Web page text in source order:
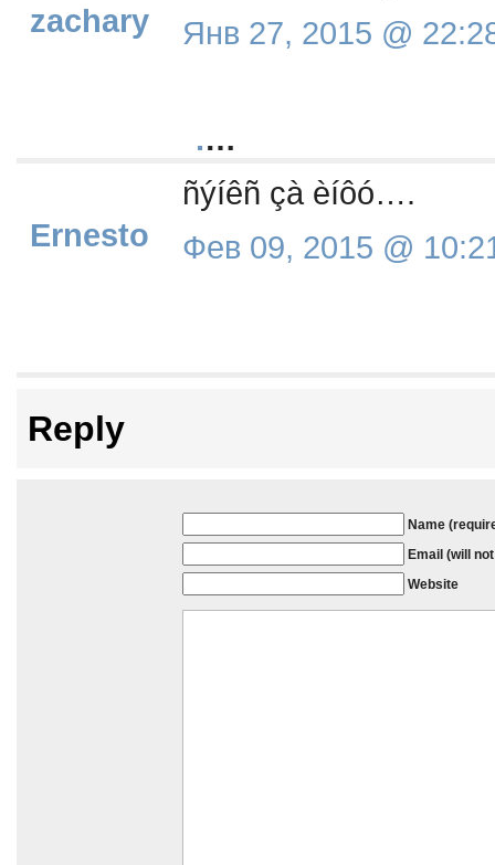
zachary
Янв 27, 2015 @
Ernesto
.…
ñýíêñ çà èíôó….
Фев 09, 2015 @
Reply
Name
Email (will
Website